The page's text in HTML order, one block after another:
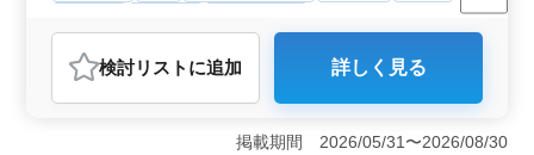
おすすめポイント
＜給与・待遇＞ 年収400万円から520万円、時給1,020
円から1,500円の給与。 社会保険完備など、福利厚生面
も充実しております。安心して長期間働けます。 ＜
検討リスト に追加 詳しく見る
掲載期間 2026/05/31〜2026/08/30